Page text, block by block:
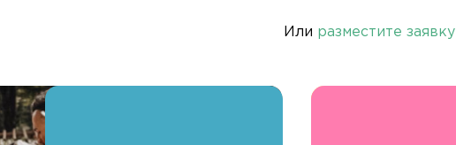
Или разместите заявку